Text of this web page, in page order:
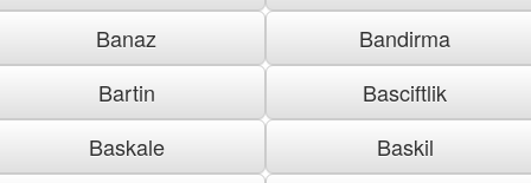
Banaz
Bandirma
Bartin
Basciftlik
Baskale
Baskil